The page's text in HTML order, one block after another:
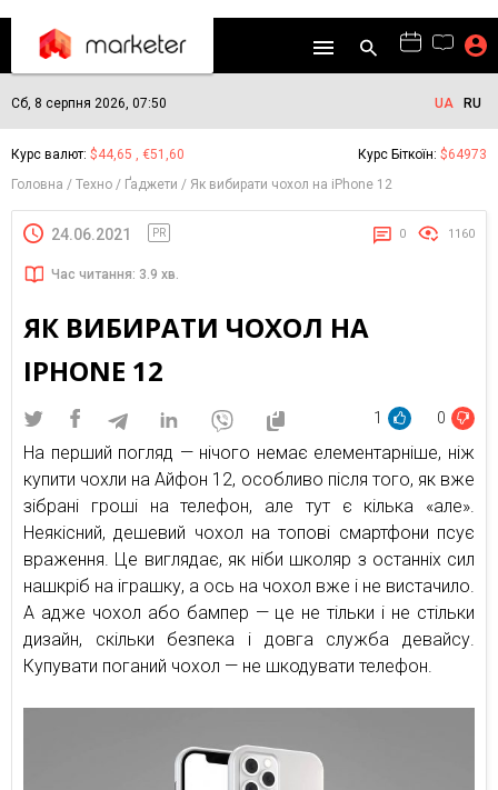
Сб, 8 серпня 2026, 07:50 UA RU
Курс валют: $44,65 , €51,60 Курс Біткоїн: $64973
Головна
Техно Ґаджети Як вибирати чохол на iPhone 12
24.06.2021 PR 0 1160
Час читання: 3.9 хв.
ЯК ВИБИРАТИ ЧОХОЛ НА
IPHONE 12
1 0
На перший погляд — нічого немає елементарніше, ніж
купити чохли на Айфон 12, особливо після того, як вже
зібрані гроші на телефон, але тут є кілька «але».
Неякісний, дешевий чохол на топові смартфони псує
враження. Це виглядає, як ніби школяр з останніх сил
нашкріб на іграшку, а ось на чохол вже і не вистачило.
А адже чохол або бампер — це не тільки і не стільки
дизайн, скільки безпека і довга служба девайсу.
Купувати поганий чохол — не шкодувати телефон.